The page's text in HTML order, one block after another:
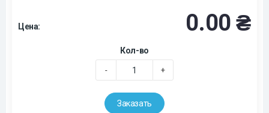
Цена: 0.00 ₴
Кол-во
- +
Заказать